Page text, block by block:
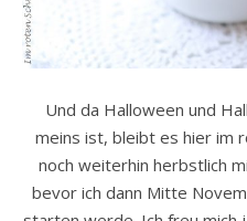
Und da Halloween und
meins ist, bleibt es hier im
noch weiterhin herbstlich
bevor ich dann Mitte